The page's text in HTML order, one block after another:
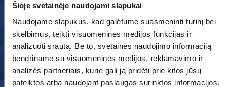
Šioje svetainėje naudojami slapukai
Naudojame slapukus, kad galėtume suasmeninti turinį bei
skelbimus, teikti visuomeninės medijos funkcijas ir
analizuoti srautą. Be to, svetainės naudojimo informaciją
bendriname su visuomeninės medijos, reklamavimo ir
analizės partneriais, kurie gali ją pridėti prie kitos jūsų
pateiktos arba naudojant paslaugas surinktos informacijos.
Perduokite savo paraišką šiandiena ir mes
nedelsiant pradėsime skolų išieškojimo
bylą.
Pateikti prašymą